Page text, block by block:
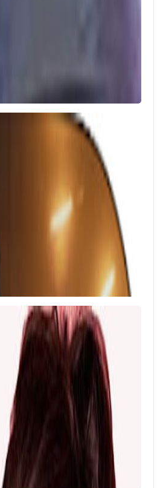
دكاترة و2 رقابة إدارية
تحميل لعبة Counter Attack
Multiplayer FPS للايفون والاندرويد